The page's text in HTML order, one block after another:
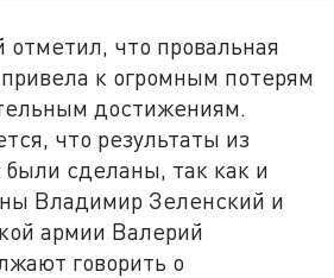
что провальная
к огромным потерям
достижениям.
что результаты из
сделаны, так как и
Владимир Зеленский и
армии Валерий
говорить о